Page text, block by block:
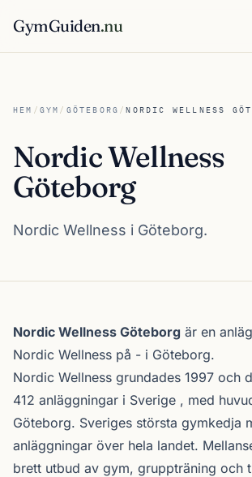
GymGuiden.nu
HEM / GYM / GÖTEBORG /NORDIC WELLNESS
Nordic Wellness
Göteborg
Nordic Wellness i Göteborg.
Om Nordic Wellness Göteborg
Nordic Wellness Göteborg är en
Nordic Wellness på - i Göteborg.
Nordic Wellness grundades 1997 och
412 anläggningar i Sverige , med
Göteborg. Sveriges största gymkedja
anläggningar över hela landet.
brett utbud av gym, gruppträning och